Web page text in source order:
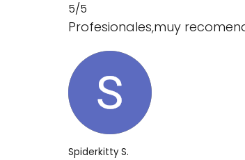
5/5
Profesionales,muy
Spiderkitty S.